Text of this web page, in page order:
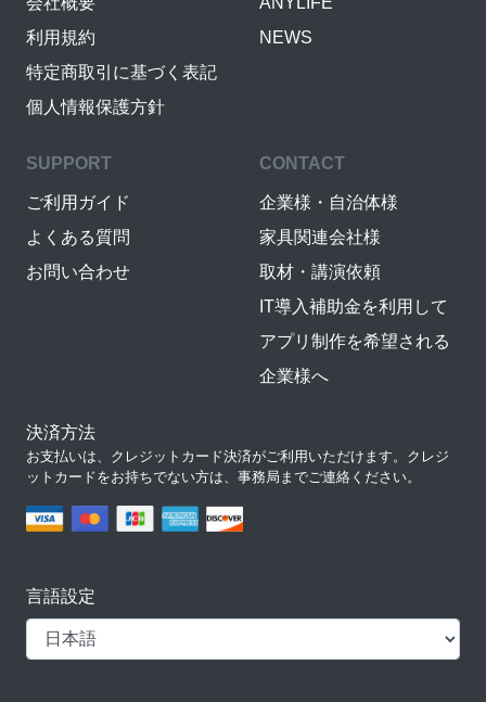
利用規約
特定商取引に基づく表記
個人情報保護方針
NEWS
SUPPORT
ご利用ガイド
よくある質問
お問い合わせ
CONTACT
企業様・自治体様
家具関連会社様
取材・講演依頼
IT導入補助金を利用して
アプリ制作を希望される
企業様へ
決済方法
お支払いは、クレジットカード決済がご利用いただけます。クレジ
ットカードをお持ちでない方は、事務局までご連絡ください。
言語設定